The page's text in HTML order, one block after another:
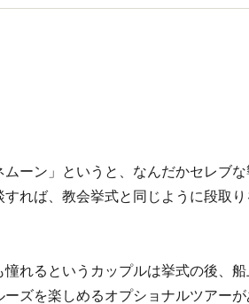
ーン」というと、なんだかセレブな
れば、教会挙式と同じように段取り
れるというカップルは挙式の後、
ズを楽しめるオプショナルツアーが